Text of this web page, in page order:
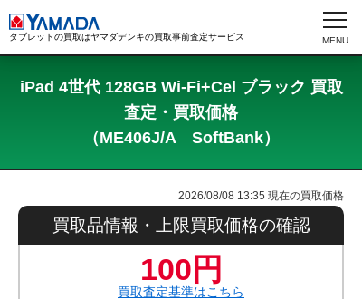
タブレットの買取はヤマダデンキの買取事前査定サービス
iPad 4世代 128GB Wi-Fi+Cel ブラック 買取
査定・買取価格
（ME406J/A SoftBank）
2026/08/08 13:35 現在の買取価格
買取品情報・上限買取価格の確認
100円
買取査定基準はこちら